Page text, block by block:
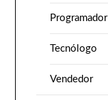
Programador
Tecnólogo
Vendedor